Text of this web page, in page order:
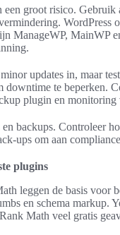
groot risico. Gebruik
WordPress
ManageWP, MainWP
updates in, maar
te beperken.
plugin en
backups. Controleer
ups om aan
plugins
leggen de basis voor
en schema markup.
Math veel gratis